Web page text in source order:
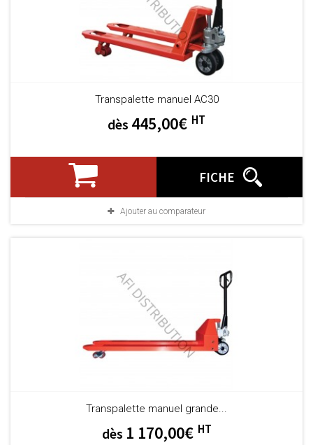
Transpalette manuel AC30
dès 445,00€ HT
FICHE
Ajouter au comparateur
Transpalette manuel grande...
dès 1 170,00€ HT